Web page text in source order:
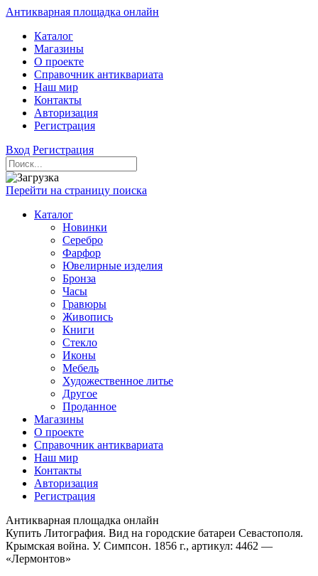
Антикварная площадка онлайн
Каталог
Магазины
О проекте
Справочник антиквариата
Наш мир
Контакты
Авторизация
Регистрация
Вход Регистрация
Перейти на страницу поиска
Каталог
Новинки
Серебро
Фарфор
Ювелирные изделия
Бронза
Часы
Гравюры
Живопись
Книги
Стекло
Иконы
Мебель
Художественное литье
Другое
Проданное
Магазины
О проекте
Справочник антиквариата
Наш мир
Контакты
Авторизация
Регистрация
Антикварная площадка онлайн
Купить Литография. Вид на городские батареи Севастополя.
Крымская война. У. Симпсон. 1856 г., артикул: 4462 —
«Лермонтов»